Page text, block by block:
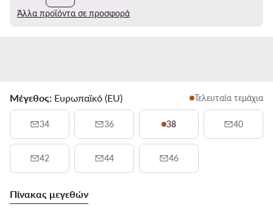
Άλλα προϊόντα σε προσφορά
Μέγεθος: Ευρωπαϊκό (EU) Τελευταία τεμάχια
34 36 38 40
42 44 46
Πίνακας μεγεθών